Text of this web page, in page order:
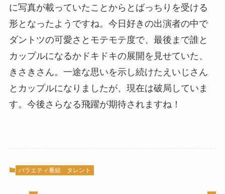
に写真が載っていたことからとばっちりを受ける
形となったようですね。今日好きの出演者の中で
ダントツの可愛さとモテモテ度で、最後まで誰と
カップルになるかドキドキの展開を見せていた、
きさきさん。一途な思いを示し続けたえいじさん
とカップルになりましたが、現在は破局していま
す。今後さらなる飛躍が期待されますね！
バラエティ番組 タレント